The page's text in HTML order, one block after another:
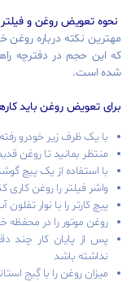
نحوه تعویض روغن و
مهترین نکته درباره
که این حجم در دفترچه
شده است.
برای تعویض روغن باید
با یک ظرف زیر خودرو رفته
منتظر بمانید تا روغن
با استفاده از یک پیچ
واشر فیلتر را روغن
پیچ کارتر را با نوار
روغن موتور را در محفظه
پس از پایان کار چند
نداشته باشد
میزان روغن را با گِیج